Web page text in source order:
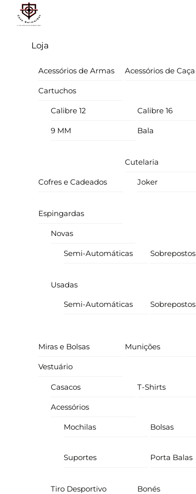
Menu
Loja
Acessórios de Armas Acessórios de Caça
Cartuchos
Calibre 12 Calibre 16
9 MM Bala
Cofres e Cadeados
Cutelaria
Joker
Espingardas
Novas
Semi-Automáticas Sobrepostos
Usadas
Semi-Automáticas Sobrepostos
Miras e Bolsas Munições
Vestuário
Casacos T-Shirts
Acessórios
Mochilas Bolsas
Suportes Porta Balas
Tiro Desportivo Bonés